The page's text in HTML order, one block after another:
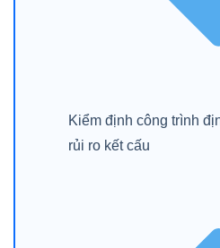
Kiểm định công trình
rủi ro kết cấu